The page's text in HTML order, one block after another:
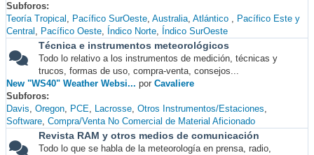
Subforos
Teoría Tropical
Pacífico SurOeste Australia Atlántico
Pacífico Este y
Central
Pacífico Oeste Índico Norte Índico SurOeste
Técnica e instrumentos meteorológicos
Todo lo relativo a los instrumentos de medición, técnicas y
trucos, formas de uso, compra-venta, consejos...
New "WS40" Weather Websi... por Cavaliere
Subforos
Davis Oregon PCE Lacrosse Otros Instrumentos/Estaciones
Software Compra/Venta No Comercial de Material Aficionado
Revista RAM y otros medios de comunicación
Todo lo que se habla de la meteorología en prensa, radio,